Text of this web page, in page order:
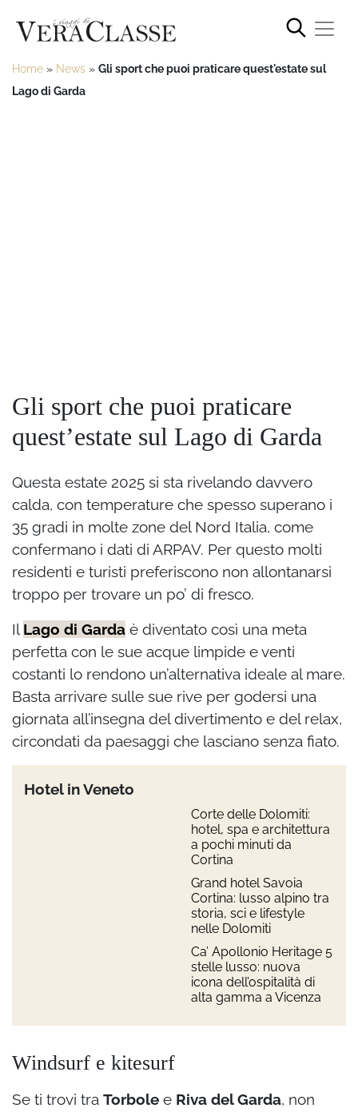
Home » News » Gli sport che puoi praticare quest'estate sul
Lago di Garda
Gli sport che puoi praticare
quest’estate sul Lago di Garda
Questa estate 2025 si sta rivelando davvero
calda, con temperature che spesso superano i
35 gradi in molte zone del Nord Italia, come
confermano i dati di ARPAV. Per questo molti
residenti e turisti preferiscono non allontanarsi
troppo per trovare un po’ di fresco.
Il Lago di Garda è diventato così una meta
perfetta con le sue acque limpide e venti
costanti lo rendono un’alternativa ideale al mare.
Basta arrivare sulle sue rive per godersi una
giornata all’insegna del divertimento e del relax,
circondati da paesaggi che lasciano senza fiato.
Hotel in Veneto
Corte delle Dolomiti:
hotel, spa e architettura
a pochi minuti da
Cortina
Grand hotel Savoia
Cortina: lusso alpino tra
storia, sci e lifestyle
nelle Dolomiti
Ca’ Apollonio Heritage 5
stelle lusso: nuova
icona dell’ospitalità di
alta gamma a Vicenza
Windsurf e kitesurf
Se ti trovi tra Torbole e Riva del Garda, non